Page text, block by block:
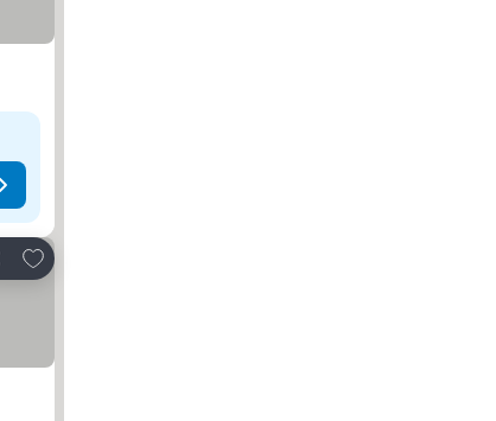
Dodati u favorite